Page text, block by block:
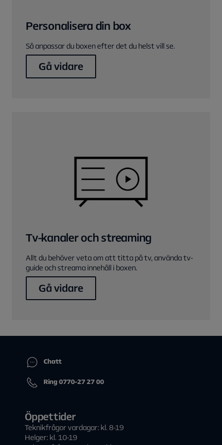
Personalisera din box
Så anpassar du boxen efter det du helst vill se.
Gå vidare
Tv-kanaler och streaming
Allt du behöver veta om att titta på tv, använda tv-
guide och streama innehåll i boxen.
Gå vidare
Chatt
Ring 0770-27 27 00
Öppettider
Teknikfrågor vardagar: kl. 8-19
Helger: kl. 10-19